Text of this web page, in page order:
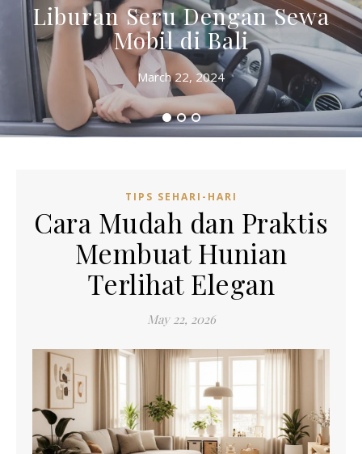
Liburan Seru Dengan Sewa
Mobil di Bali
March 22, 2024
TIPS SEHARI-HARI
Cara Mudah dan Praktis
Membuat Hunian
Terlihat Elegan
May 22, 2026